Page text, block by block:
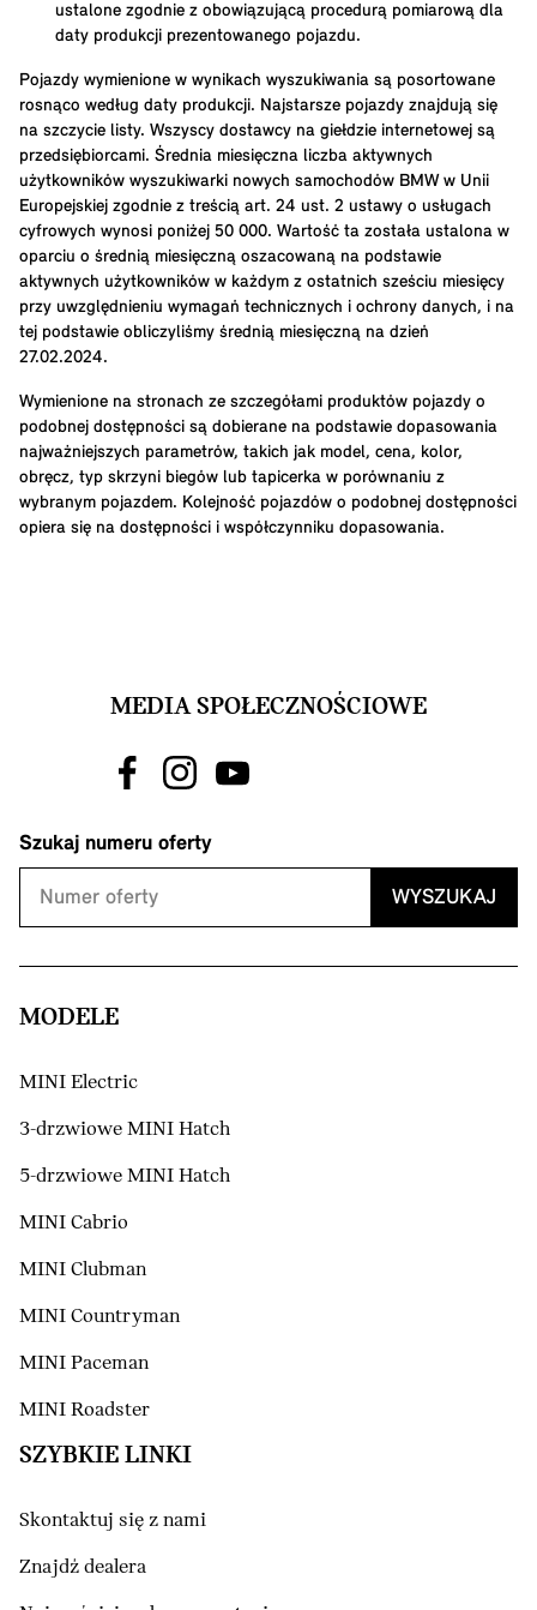
ustalone zgodnie z obowiązującą procedurą pomiarową dla
daty produkcji prezentowanego pojazdu.
Pojazdy wymienione w wynikach wyszukiwania są posortowane
rosnąco według daty produkcji. Najstarsze pojazdy znajdują się
na szczycie listy. Wszyscy dostawcy na giełdzie internetowej są
przedsiębiorcami. Średnia miesięczna liczba aktywnych
użytkowników wyszukiwarki nowych samochodów BMW w Unii
Europejskiej zgodnie z treścią art. 24 ust. 2 ustawy o usługach
cyfrowych wynosi poniżej 50 000. Wartość ta została ustalona w
oparciu o średnią miesięczną oszacowaną na podstawie
aktywnych użytkowników w każdym z ostatnich sześciu miesięcy
przy uwzględnieniu wymagań technicznych i ochrony danych, i na
tej podstawie obliczyliśmy średnią miesięczną na dzień
27.02.2024.
Wymienione na stronach ze szczegółami produktów pojazdy o
podobnej dostępności są dobierane na podstawie dopasowania
najważniejszych parametrów, takich jak model, cena, kolor,
obręcz, typ skrzyni biegów lub tapicerka w porównaniu z
wybranym pojazdem. Kolejność pojazdów o podobnej dostępności
opiera się na dostępności i współczynniku dopasowania.
MEDIA SPOŁECZNOŚCIOWE
Szukaj numeru oferty
WYSZUKAJ
MODELE
MINI Electric
3-drzwiowe MINI Hatch
5-drzwiowe MINI Hatch
MINI Cabrio
MINI Clubman
MINI Countryman
MINI Paceman
MINI Roadster
SZYBKIE LINKI
Skontaktuj się z nami
Znajdź dealera